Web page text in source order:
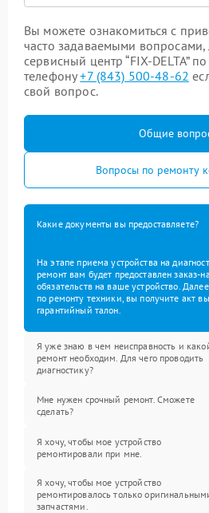
Вы можете ознакомиться с
часто задаваемыми вопросами,
сервисный центр “FIX-DELTA”
телефону+7 (843) 500-48-62
свой вопрос.
Общие
Вопросы по ремонту
Какие документы вы предоставляете?
На этапе приема устройства на
ремонт вам будет предоставлен заказ-
обязательств на ваше устройство.
по ремонту техники, вы получите акт
гарантийный талон.
Я уже знаю в чем неисправность и
ремонт необходим. Для чего проводить
диагностику?
Мне нужен срочный ремонт. Сможете
сделать?
Я хочу, чтобы мое устройство
ремонтировали при мне.
Я хочу, чтобы мое устройство
ремонтировалось только
запчастями.